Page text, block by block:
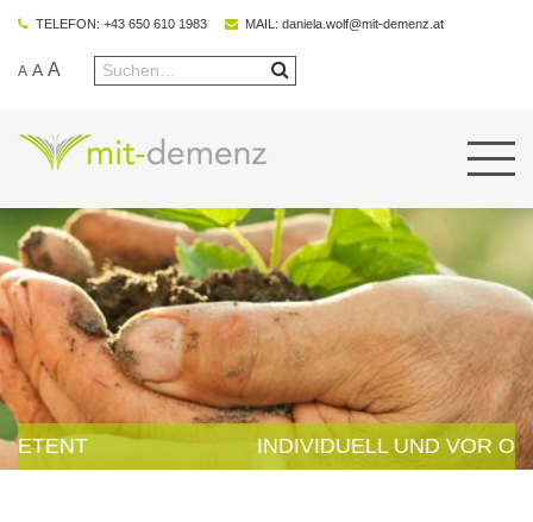
TELEFON: +43 650 610 1983 MAIL: daniela.wolf@mit-demenz.at
A A A
INDIVIDUELL UND VOR ORT